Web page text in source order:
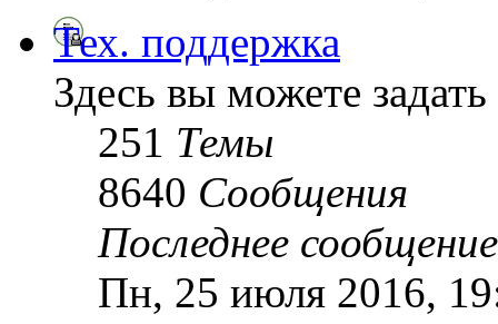
Тех. поддержка
Здесь вы можете
251 Темы
8640 Сообщения
Последнее сообщение
Пн, 25 июля 2016,